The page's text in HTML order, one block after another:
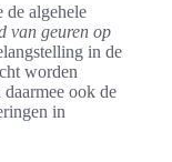
de algehele
van geuren op
in de
worden
ook de
in